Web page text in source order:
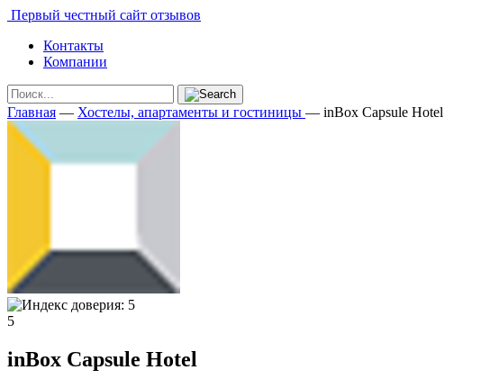
Первый честный сайт отзывов
Контакты
Компании
Главная — Хостелы, апартаменты и гостиницы — inBox Capsule Hotel
5
inBox Capsule Hotel